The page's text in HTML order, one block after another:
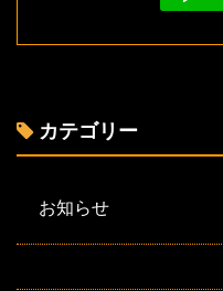
カテゴリー
お知らせ